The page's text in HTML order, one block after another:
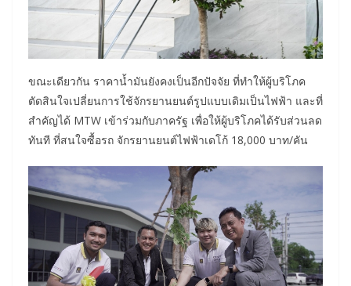
ขณะเดียวกัน ราคาน้ำมันยังคงเป็นอีกปัจจัย ที่ทำให้ผู้บริโภค
ตัดสินใจเปลี่ยนการใช้จักรยานยนต์รูปแบบเดิมเป็นไฟฟ้า และที่
สำคัญได้ MTW เข้าร่วมกับภาครัฐ เพื่อให้ผู้บริโภคได้รับส่วนลด
ทันที ที่สนใจซื้อรถ จักรยานยนต์ไฟฟ้าเดโก้ 18,000 บาท/คัน